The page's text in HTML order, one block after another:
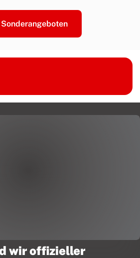
wir offizieller